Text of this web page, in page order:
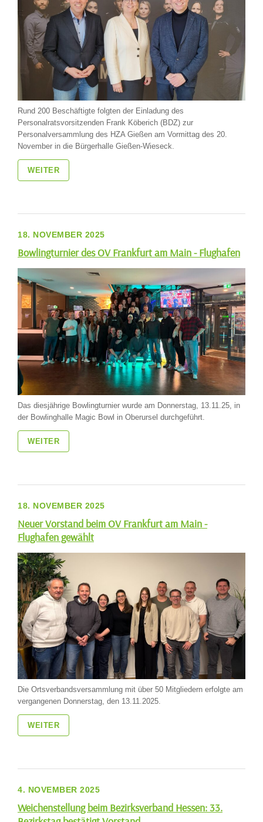
Rund 200 Beschäftigte folgten der Einladung des
Personalratsvorsitzenden Frank Köberich (BDZ) zur
Personalversammlung des HZA Gießen am Vormittag des 20.
November in die Bürgerhalle Gießen-Wieseck.
WEITER
18. NOVEMBER 2025
Bowlingturnier des OV Frankfurt am Main - Flughafen
Das diesjährige Bowlingturnier wurde am Donnerstag, 13.11.25, in
der Bowlinghalle Magic Bowl in Oberursel durchgeführt.
WEITER
18. NOVEMBER 2025
Neuer Vorstand beim OV Frankfurt am Main -
Flughafen gewählt
Die Ortsverbandsversammlung mit über 50 Mitgliedern erfolgte am
vergangenen Donnerstag, den 13.11.2025.
WEITER
4. NOVEMBER 2025
Weichenstellung beim Bezirksverband Hessen: 33.